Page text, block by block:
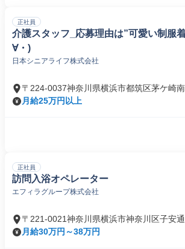
正社員
介護スタッフ_応募理由は”可愛い制服
∀・)
日本シニアライフ株式会社
〒224-0037神奈川県横浜市都筑区茅ケ崎南
月給25万円以上
正社員
訪問入浴オペレーター
エフィラグループ株式会社
〒221-0021神奈川県横浜市神奈川区子安通
月給30万円～38万円